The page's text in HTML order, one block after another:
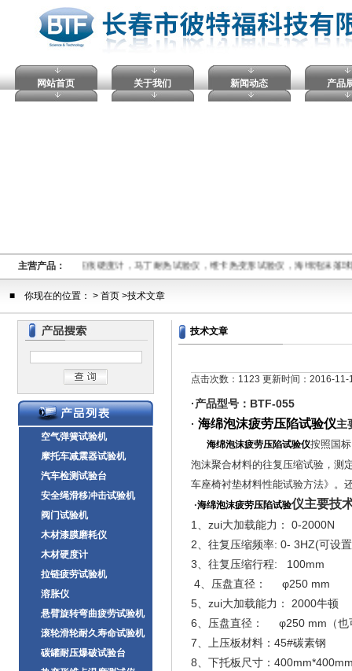
网站首页 关于我们 新闻动态 产品
主营产品：
试验仪，塑料球压痕硬度计，马丁耐热试验仪，维卡热变形试验仪，海绵泡沫落
■ 你现在的位置： > 首页 >技术文章
空气弹簧试验机
摩托车减震器试验机
汽车检测试验台
安全绳滑移冲击试验机
阀门试验机
木材漆膜磨耗仪
木材硬度计
拉链疲劳试验机
溶胀仪
悬臂旋转弯曲疲劳试验机
滚轮滑轮耐久寿命试验机
碳罐耐压爆破试验台
技术文章
点击次数：1123 更新时间：2016-11-
·产品型号：BTF-055
· 海绵泡沫疲劳压陷试验仪主
海绵泡沫疲劳压陷试验仪按照国
泡沫聚合材料的往复压缩试验，测
车座椅衬垫材料性能试验方法》。
·海绵泡沫疲劳压陷试验仪主要技
1、zui大加载能力： 0-2000N
2、往复压缩频率: 0- 3HZ(可设
3、往复压缩行程: 100mm
4、压盘直径： φ250 mm
5、zui大加载能力： 2000牛顿
6、压盘直径： φ250 mm（也
7、上压板材料：45#碳素钢
8、下托板尺寸：